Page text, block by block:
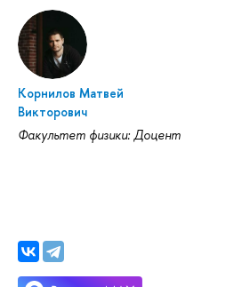
Корнилов Матвей
Викторович
Факультет физики: Доцент